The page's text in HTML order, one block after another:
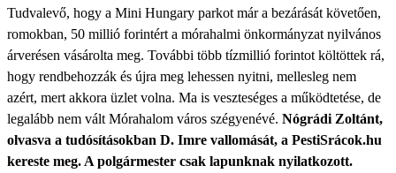
Tudvalevő, hogy a Mini Hungary parkot már a bezárását követően,
romokban, 50 millió forintért a mórahalmi önkormányzat nyilvános
árverésen vásárolta meg. További több tízmillió forintot költöttek rá,
hogy rendbehozzák és újra meg lehessen nyitni, mellesleg nem
azért, mert akkora üzlet volna. Ma is veszteséges a működtetése, de
legalább nem vált Mórahalom város szégyenévé. Nógrádi Zoltánt,
olvasva a tudósításokban D. Imre vallomását, a PestiSrácok.hu
kereste meg. A polgármester csak lapunknak nyilatkozott.